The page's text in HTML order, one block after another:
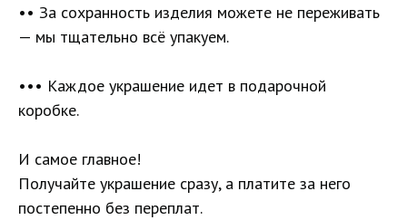
•• За сохранность изделия можете не переживать
— мы тщательно всё упакуем.
••• Каждое украшение идет в подарочной
коробке.
И самое главное!
Получайте украшение сразу, а платите за него
постепенно без переплат.